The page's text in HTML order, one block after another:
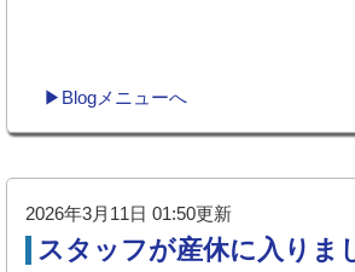
▶Blogメニューへ
2026年3月11日 01:50更新
スタッフが産休に入りま